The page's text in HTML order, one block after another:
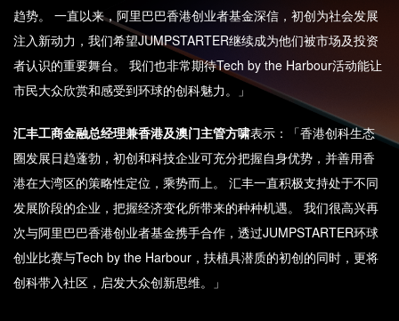
趋势。 一直以来，阿里巴巴香港创业者基金深信，初创为社会发展
注入新动力，我们希望JUMPSTARTER继续成为他们被市场及投资
者认识的重要舞台。 我们也非常期待Tech by the Harbour活动能让
市民大众欣赏和感受到环球的创科魅力。」
汇丰工商金融总经理兼香港及澳门主管方啸表示：「香港创科生态
圈发展日趋蓬勃，初创和科技企业可充分把握自身优势，并善用香
港在大湾区的策略性定位，乘势而上。 汇丰一直积极支持处于不同
发展阶段的企业，把握经济变化所带来的种种机遇。 我们很高兴再
次与阿里巴巴香港创业者基金携手合作，透过JUMPSTARTER环球
创业比赛与Tech by the Harbour，扶植具潜质的初创的同时，更将
创科带入社区，启发大众创新思维。」